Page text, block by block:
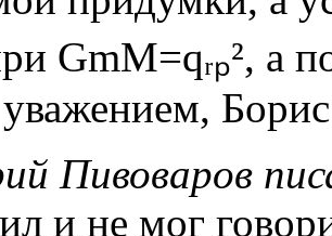
GmM=qᵣₚ², а
Пивоваров
и не мог